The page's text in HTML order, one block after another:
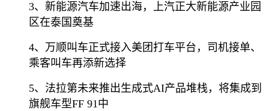
3、新能源汽车加速出海，上汽正大新能源产业园
区在泰国奠基
4、万顺叫车正式接入美团打车平台，司机接单、
乘客叫车再添新选择
5、法拉第未来推出生成式AI产品堆栈，将集成到
旗舰车型FF 91中